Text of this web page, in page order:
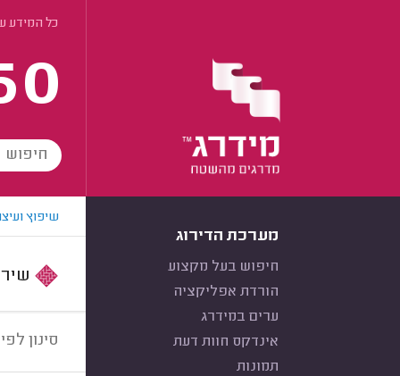
כל המידע
מערכת הדירוג
חיפוש בעל מקצוע
הורדת אפליקציה
ערים במידרג
אינדקס חוות דעת
תמונות
שיפוץ
סינון